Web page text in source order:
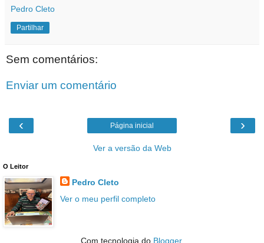
Pedro Cleto
Partilhar
Sem comentários:
Enviar um comentário
‹ ›
Página inicial
Ver a versão da Web
O Leitor
Pedro Cleto
Ver o meu perfil completo
Com tecnologia do Blogger.